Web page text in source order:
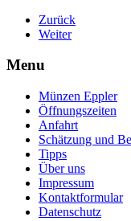
Zurück
Weiter
Menu
Münzen Eppler
Öffnungszeiten
Anfahrt
Schätzung und
Tipps
Über uns
Impressum
Kontaktformular
Datenschutz